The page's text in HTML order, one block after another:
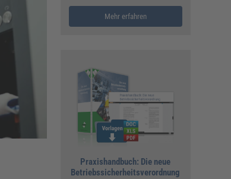
& Arbeitshilfen
Mehr erfahren
Praxishandbuch: Die neue
Betriebssicherheitsverordnung